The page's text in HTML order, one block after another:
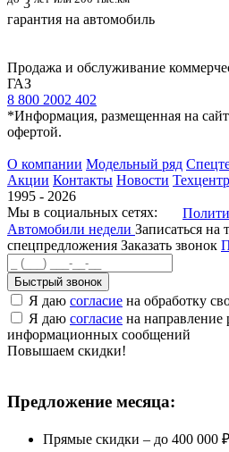
3
гарантия на автомобиль
Продажа и обслуживание
ГАЗ
8 800 2002 402
*Информация, размещенная на
офертой.
О компании Модельный ряд
Акции Контакты Новости Техцентр
1995 - 2026
Мы в социальных сетях:
Автомобили недели Записаться на
спецпредложения Заказать звонок
Быстрый звонок
Я даю согласие на обработку
Я даю согласие на направление
информационных сообщений
Повышаем скидки!
Предложение месяца:
Прямые скидки – до 400 000 ₽